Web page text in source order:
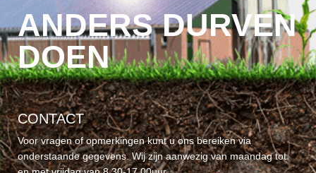
ANDERS DURVEN
DOEN
CONTACT
Voor vragen of opmerkingen kunt u ons bereiken via
onderstaande gegevens. Wij zijn aanwezig van maandag tot